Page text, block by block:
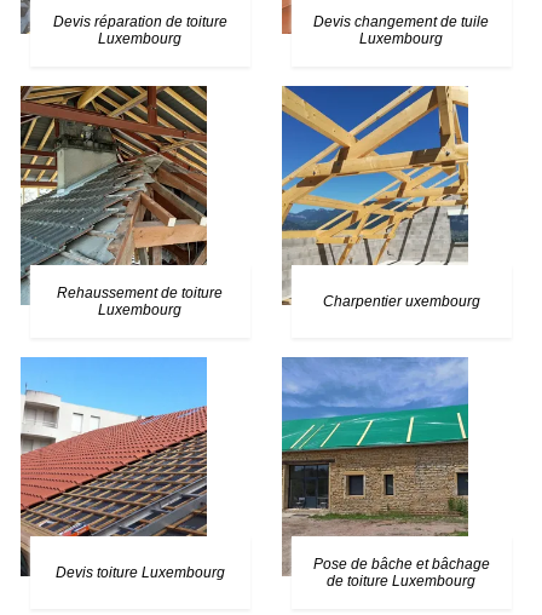
Devis réparation de toiture
Luxembourg
Devis changement de tuile
Luxembourg
Rehaussement de toiture
Luxembourg
Charpentier uxembourg
Devis toiture Luxembourg
Pose de bâche et bâchage
de toiture Luxembourg